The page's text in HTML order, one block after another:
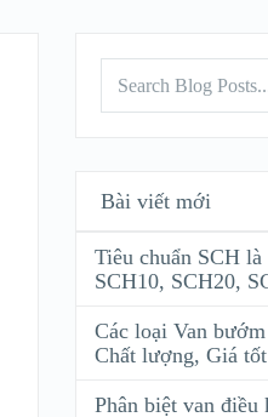
Bài viết mới
Tiêu chuẩn SCH
SCH10, SCH20,
Các loại Van
Chất lượng, Giá tốt
Phân biệt van